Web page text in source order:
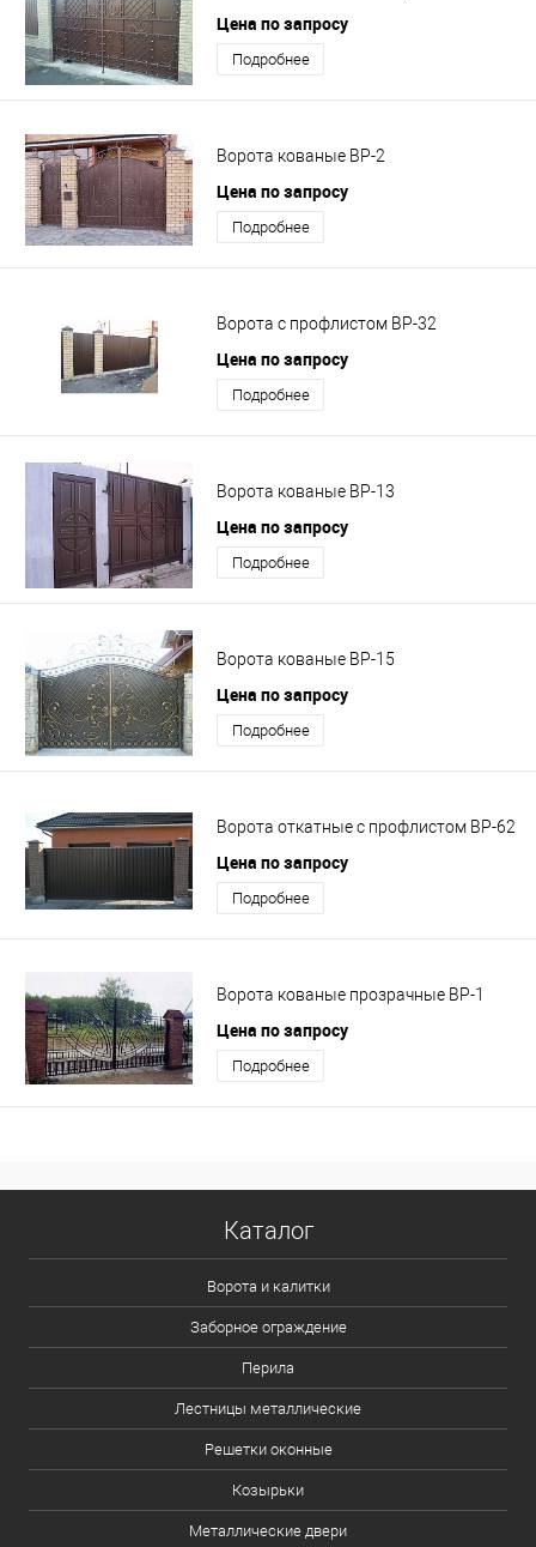
Цена по запросу
Подробнее
Ворота кованые ВР-2
Цена по запросу
Подробнее
Ворота с профлистом ВР-32
Цена по запросу
Подробнее
Ворота кованые ВР-13
Цена по запросу
Подробнее
Ворота кованые ВР-15
Цена по запросу
Подробнее
Ворота откатные с профлистом ВР-62
Цена по запросу
Подробнее
Ворота кованые прозрачные ВР-1
Цена по запросу
Подробнее
Каталог
Ворота и калитки
Заборное ограждение
Перила
Лестницы металлические
Решетки оконные
Козырьки
Металлические двери